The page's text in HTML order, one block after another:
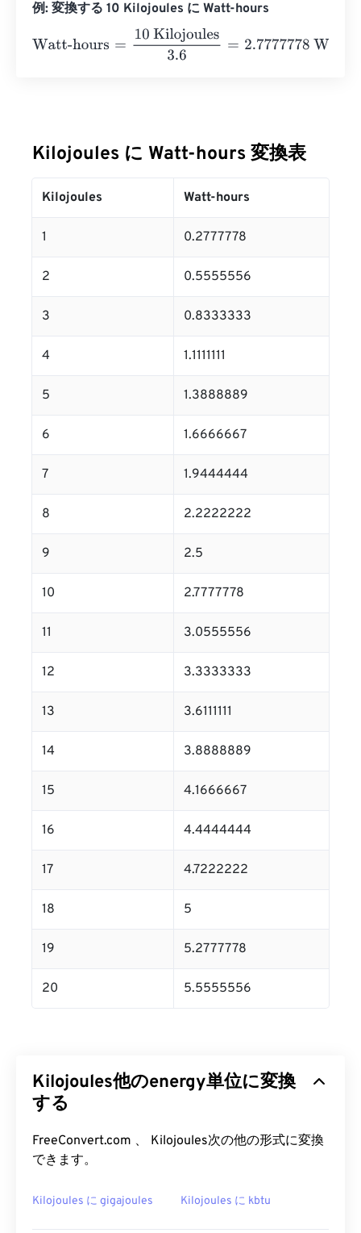
例: 変換する 10 Kilojoules に Watt-hours
Watt-hours
10 Kilojoules3.6=2.7777778 Watt-hours
Kilojoules に Watt-hours 変換表
Kilojoules Watt-hours
1 0.2777778
2 0.5555556
3 0.8333333
4 1.1111111
5 1.3888889
6 1.6666667
7 1.9444444
8 2.2222222
9 2.5
10 2.7777778
11 3.0555556
12 3.3333333
13 3.6111111
14 3.8888889
15 4.1666667
16 4.4444444
17 4.7222222
18 5
19 5.2777778
20 5.5555556
Kilojoules他のenergy単位に変換
する
FreeConvert.com 、 Kilojoules次の他の形式に変換
できます。
Kilojoules に gigajoules Kilojoules に kbtu